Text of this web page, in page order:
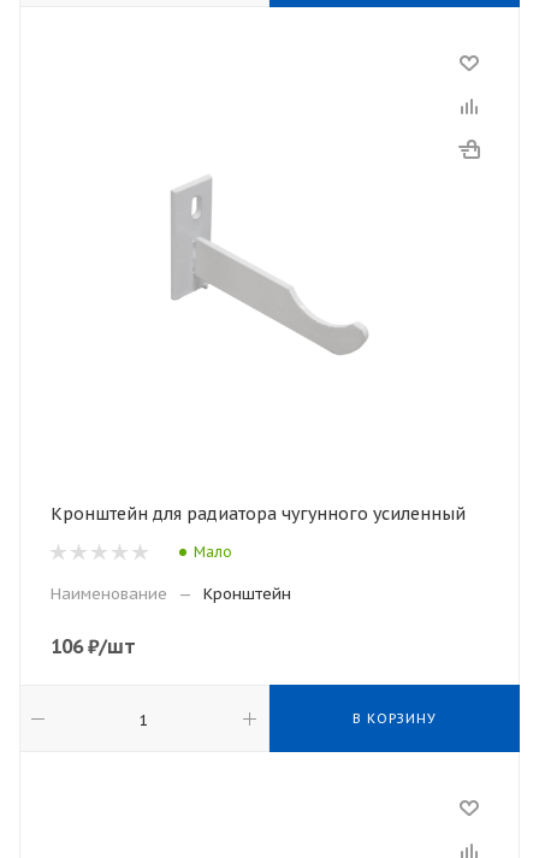
Кронштейн для радиатора чугунного усиленный
Мало
Наименование — Кронштейн
106₽/шт
В КОРЗИНУ